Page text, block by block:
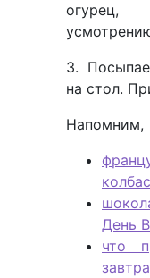
3.
на стол.
Напомним,
День
что